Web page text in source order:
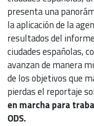
presenta una
la aplicación de la
resultados del
ciudades españolas,
avanzan de manera
de los objetivos que
pierdas el reportaje
en marcha para
ODS.